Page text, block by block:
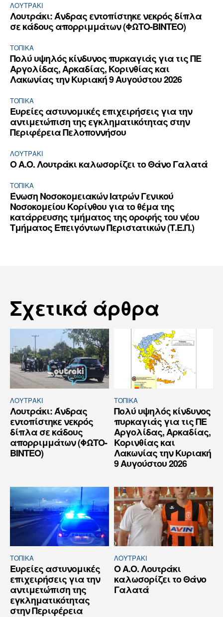
ΛΟΥΤΡΆΚΙ
Λουτράκι: Άνδρας εντοπίστηκε νεκρός δίπλα
σε κάδους απορριμμάτων (ΦΩΤΟ-ΒΙΝΤΕΟ)
ΤΟΠΙΚΑ
Πολύ υψηλός κίνδυνος πυρκαγιάς για τις ΠΕ
Αργολίδας, Αρκαδίας, Κορινθίας και
Λακωνίας την Κυριακή 9 Αυγούστου 2026
ΤΟΠΙΚΑ
Ευρείες αστυνομικές επιχειρήσεις για την
αντιμετώπιση της εγκληματικότητας στην
Περιφέρεια Πελοποννήσου
ΛΟΥΤΡΆΚΙ
Ο Α.Ο. Λουτράκι καλωσορίζει το Θάνο Γαλατά
ΤΟΠΙΚΑ
Ένωση Νοσοκομειακών Ιατρών Γενικού
Νοσοκομείου Κορίνθου για το θέμα της
κατάρρευσης τμήματος της οροφής του νέου
Τμήματος Επειγόντων Περιστατικών (Τ.Ε.Π.)
Σχετικά άρθρα
ΛΟΥΤΡΆΚΙ
Λουτράκι: Άνδρας
εντοπίστηκε νεκρός
δίπλα σε κάδους
απορριμμάτων (ΦΩΤΟ-
ΒΙΝΤΕΟ)
ΤΟΠΙΚΑ
Πολύ υψηλός κίνδυνος
πυρκαγιάς για τις ΠΕ
Αργολίδας, Αρκαδίας,
Κορινθίας και
Λακωνίας την Κυριακή
9 Αυγούστου 2026
ΤΟΠΙΚΑ
Ευρείες αστυνομικές
επιχειρήσεις για την
αντιμετώπιση της
εγκληματικότητας
στην Περιφέρεια
ΛΟΥΤΡΆΚΙ
Ο Α.Ο. Λουτράκι
καλωσορίζει το Θάνο
Γαλατά